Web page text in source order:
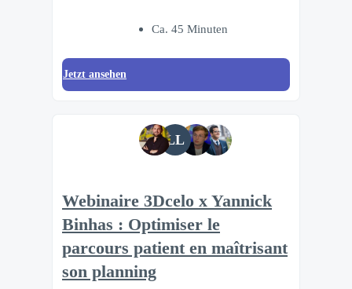
Ca. 45 Minuten
Jetzt ansehen
LL
Webinaire 3Dcelo x Yannick
Binhas : Optimiser le
parcours patient en maîtrisant
son planning